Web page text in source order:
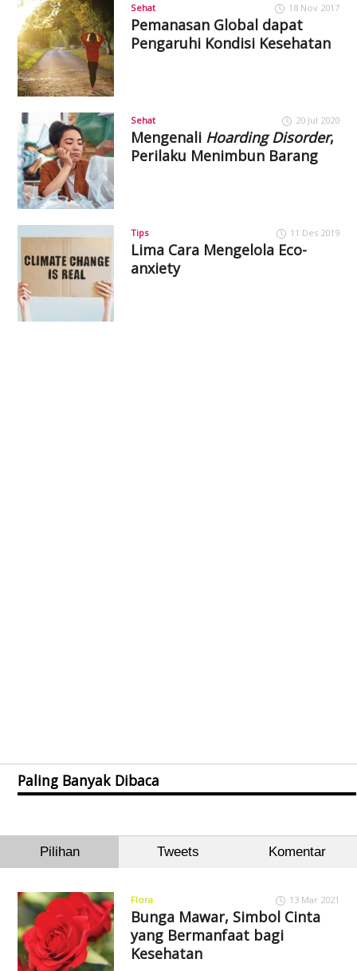
Sehat 18 Nov 2017
Pemanasan Global dapat
Pengaruhi Kondisi Kesehatan
Sehat 20 Jul 2020
Mengenali Hoarding Disorder,
Perilaku Menimbun Barang
Tips 11 Des 2019
Lima Cara Mengelola Eco-
anxiety
Paling Banyak Dibaca
Pilihan Tweets Komentar
Flora 13 Mar 2021
Bunga Mawar, Simbol Cinta
yang Bermanfaat bagi
Kesehatan